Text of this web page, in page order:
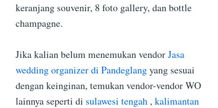
keranjang souvenir, 8 foto gallery, dan bottle
champagne.
Jika kalian belum menemukan vendorJasa
wedding organizer di Pandeglangyang sesuai
dengan keinginan, temukan vendor-vendor WO
lainnya seperti di sulawesi tengah , kalimantan